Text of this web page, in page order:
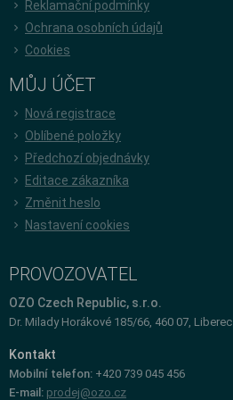
Reklamační podmínky
Ochrana osobních údajů
Cookies
MŮJ ÚČET
Nová registrace
Oblíbené položky
Předchozí objednávky
Editace zákazníka
Změnit heslo
Nastavení cookies
PROVOZOVATEL
OZO Czech Republic, s.r.o.
Dr. Milady Horákové 185/66, 460 07, Liberec
Kontakt
Mobilní telefon: +420 739 045 456
E-mail: prodej@ozo.cz